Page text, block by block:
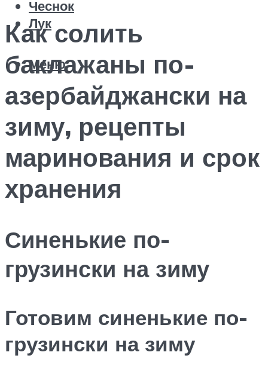
Чеснок
Лук
Меню
Как солить
баклажаны по-
азербайджански на
зиму, рецепты
маринования и срок
хранения
Синенькие по-
грузински на зиму
Готовим синенькие по-
грузински на зиму